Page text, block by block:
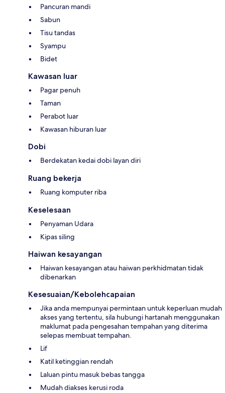
Pancuran mandi
Sabun
Tisu tandas
Syampu
Bidet
Kawasan luar
Pagar penuh
Taman
Perabot luar
Kawasan hiburan luar
Dobi
Berdekatan kedai dobi layan diri
Ruang bekerja
Ruang komputer riba
Keselesaan
Penyaman Udara
Kipas siling
Haiwan kesayangan
Haiwan kesayangan atau haiwan perkhidmatan tidak
dibenarkan
Kesesuaian/Kebolehcapaian
Jika anda mempunyai permintaan untuk keperluan mudah
akses yang tertentu, sila hubungi hartanah menggunakan
maklumat pada pengesahan tempahan yang diterima
selepas membuat tempahan.
Lif
Katil ketinggian rendah
Laluan pintu masuk bebas tangga
Mudah diakses kerusi roda